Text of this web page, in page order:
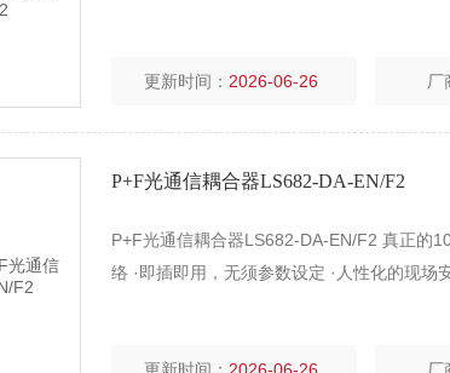
更新时间： 2026-06-26 厂
P+F光通信耦合器LS682-DA-EN/F2
P+F光通信耦合器LS682-DA-EN/F2 真正的
络 ·即插即用，无须参数设定 ·人性化的现